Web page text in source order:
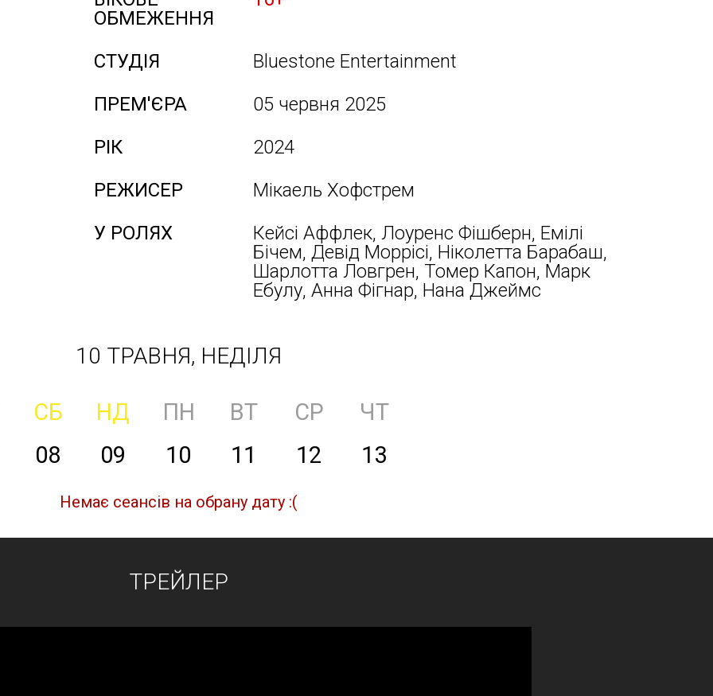
ОБМЕЖЕННЯ
СТУДІЯ
Bluestone Entertainment
ПРЕМ'ЄРА
05 червня 2025
РІК
2024
РЕЖИСЕР
Мікаель Хофстрем
У РОЛЯХ
Кейсі Аффлек, Лоуренс Фішберн, Емілі
Бічем, Девід Моррісі, Ніколетта Барабаш,
Шарлотта Ловгрен, Томер Капон, Марк
Ебулу, Анна Фігнар, Нана Джеймс
10 ТРАВНЯ, НЕДІЛЯ
СБ НД ПН ВТ СР
ЧТ
08 09 10 11 12 13
Немає сеансів на обрану дату :(
ТРЕЙЛЕР